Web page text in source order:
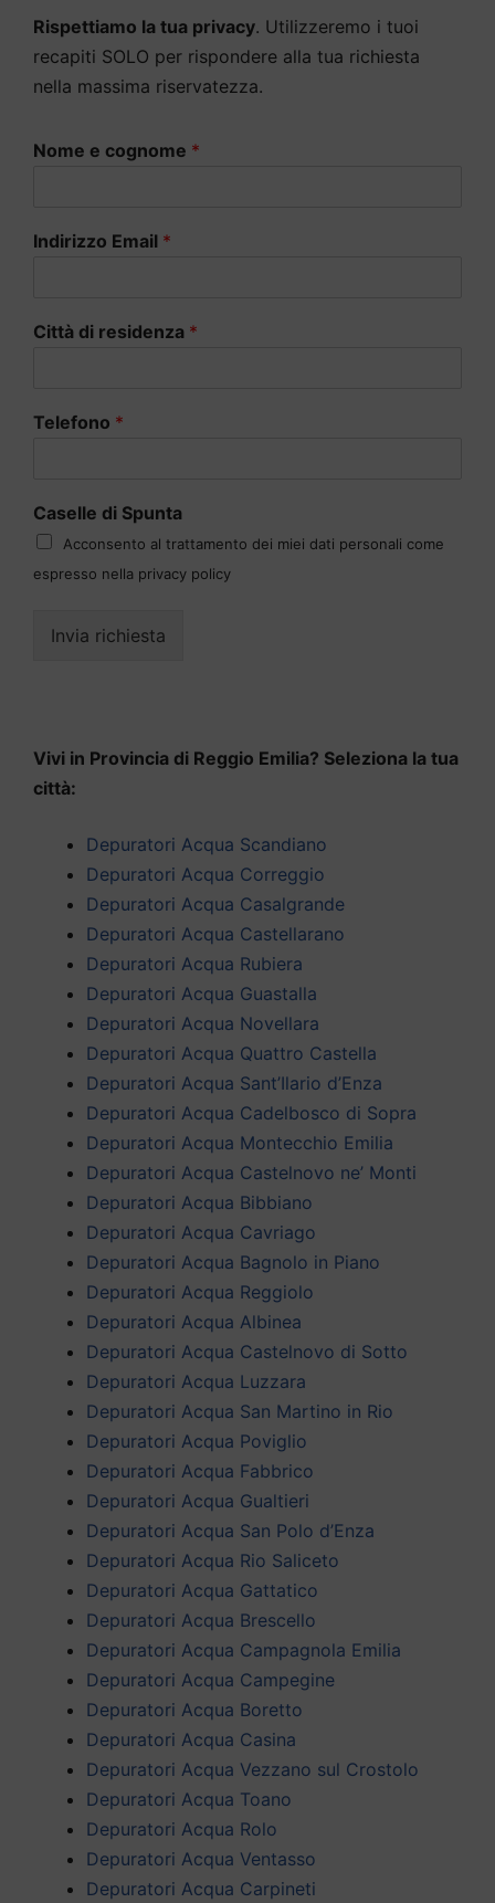
Rispettiamo la tua privacy. Utilizzeremo i tuoi
recapiti SOLO per rispondere alla tua richiesta
nella massima riservatezza.
Nome e cognome *
Indirizzo Email *
Città di residenza *
Telefono *
Caselle di Spunta
Acconsento al trattamento dei miei dati personali come
espresso nella privacy policy
Invia richiesta
Vivi in Provincia di Reggio Emilia? Seleziona la tua
città:
Depuratori Acqua Scandiano
Depuratori Acqua Correggio
Depuratori Acqua Casalgrande
Depuratori Acqua Castellarano
Depuratori Acqua Rubiera
Depuratori Acqua Guastalla
Depuratori Acqua Novellara
Depuratori Acqua Quattro Castella
Depuratori Acqua Sant’Ilario d’Enza
Depuratori Acqua Cadelbosco di Sopra
Depuratori Acqua Montecchio Emilia
Depuratori Acqua Castelnovo ne’ Monti
Depuratori Acqua Bibbiano
Depuratori Acqua Cavriago
Depuratori Acqua Bagnolo in Piano
Depuratori Acqua Reggiolo
Depuratori Acqua Albinea
Depuratori Acqua Castelnovo di Sotto
Depuratori Acqua Luzzara
Depuratori Acqua San Martino in Rio
Depuratori Acqua Poviglio
Depuratori Acqua Fabbrico
Depuratori Acqua Gualtieri
Depuratori Acqua San Polo d’Enza
Depuratori Acqua Rio Saliceto
Depuratori Acqua Gattatico
Depuratori Acqua Brescello
Depuratori Acqua Campagnola Emilia
Depuratori Acqua Campegine
Depuratori Acqua Boretto
Depuratori Acqua Casina
Depuratori Acqua Vezzano sul Crostolo
Depuratori Acqua Toano
Depuratori Acqua Rolo
Depuratori Acqua Ventasso
Depuratori Acqua Carpineti